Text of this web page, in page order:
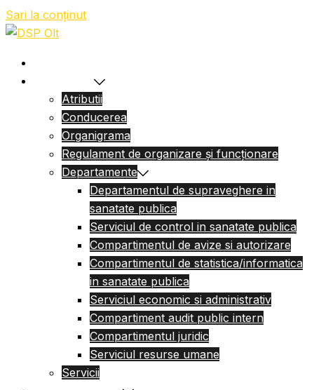
Sari la conținut
Atributii
Conducerea
Organigrama
Regulament de organizare și funcționare
Departamente
Departamentul de supraveghere in
sanatate publica
Serviciul de control in sanatate publica
Compartimentul de avize si autorizare
Compartimentul de statistica/informatica
in sanatate publica
Serviciul economic si administrativ
Compartiment audit public intern
Compartimentul juridic
Serviciul resurse umane
Servicii